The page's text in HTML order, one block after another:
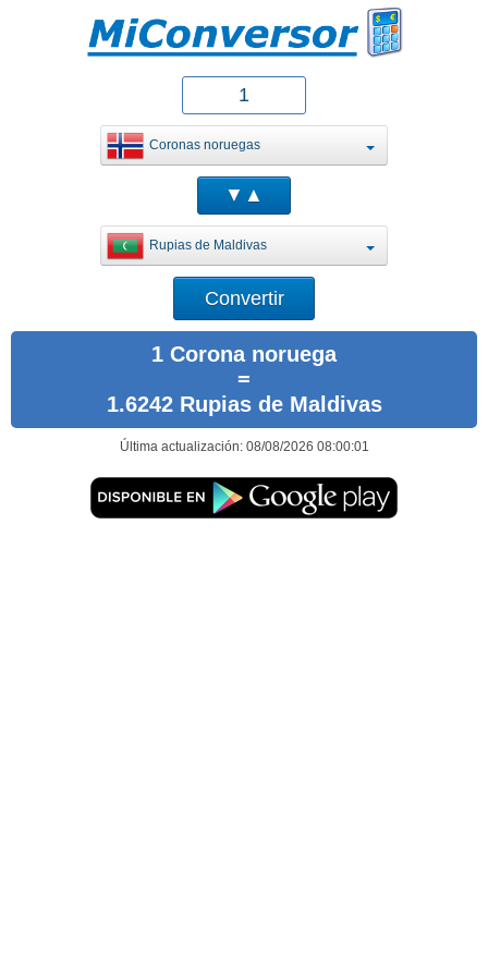
Coronas noruegas
Rupias de Maldivas
1 Corona noruega
=
1.6242 Rupias de Maldivas
Última actualización: 08/08/2026 08:00:01